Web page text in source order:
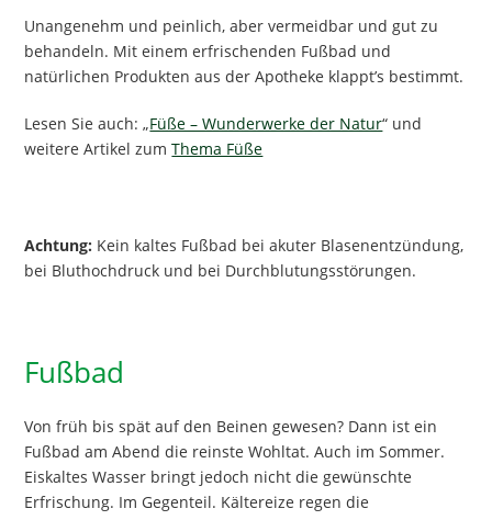
Unangenehm und peinlich, aber vermeidbar und gut zu
behandeln. Mit einem erfrischenden Fußbad und
natürlichen Produkten aus der Apotheke klappt’s bestimmt.
Lesen Sie auch: „Füße – Wunderwerke der Natur“ und
weitere Artikel zumThema Füße
Achtung: Kein kaltes Fußbad bei akuter Blasenentzündung,
bei Bluthochdruck und bei Durchblutungsstörungen.
Fußbad
Von früh bis spät auf den Beinen gewesen? Dann ist ein
Fußbad am Abend die reinste Wohltat. Auch im Sommer.
Eiskaltes Wasser bringt jedoch nicht die gewünschte
Erfrischung. Im Gegenteil. Kältereize regen die